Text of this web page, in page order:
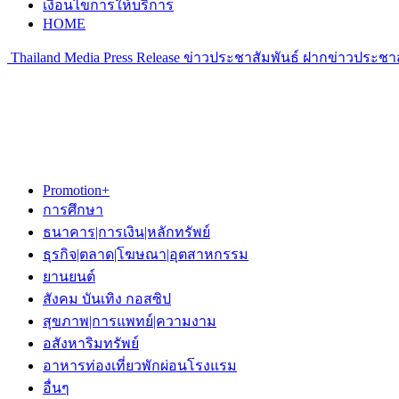
เงื่อนไขการให้บริการ
HOME
Thailand Media Press Release ข่าวประชาสัมพันธ์ ฝากข่าวประ
Promotion+
การศึกษา
ธนาคาร|การเงิน|หลักทรัพย์
ธุรกิจ|ตลาด|โฆษณา|อุตสาหกรรม
ยานยนต์
สังคม บันเทิง กอสซิป
สุขภาพ|การแพทย์|ความงาม
อสังหาริมทรัพย์
อาหารท่องเที่ยวพักผ่อนโรงแรม
อื่นๆ